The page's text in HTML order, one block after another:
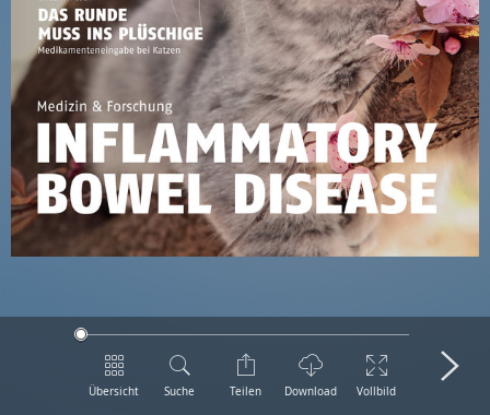
Übersicht Suche Teilen Download Vollbild